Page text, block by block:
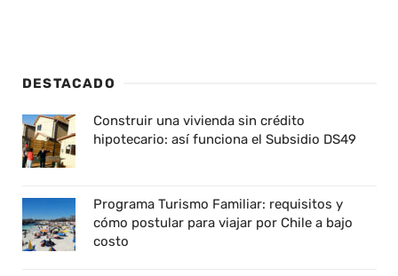
DESTACADO
Construir una vivienda sin crédito
hipotecario: así funciona el Subsidio DS49
Programa Turismo Familiar: requisitos y
cómo postular para viajar por Chile a bajo
costo